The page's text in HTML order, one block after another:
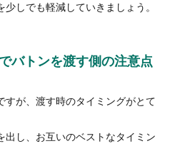
しでも軽減していきましょう。
バトンを渡す側の注意点
すが、渡す時のタイミングがとて
出し、お互いのベストなタイミン